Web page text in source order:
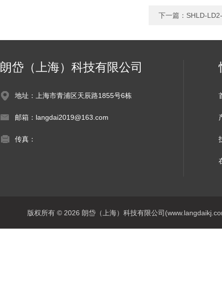
下一篇： SHLD-
朗岱（上海）科技有限公司
地址：上海市青浦区天辰路1855号6栋
邮箱：langdai2019@163.com
传真：
版权所有 © 2026 朗岱（上海）科技有限公司